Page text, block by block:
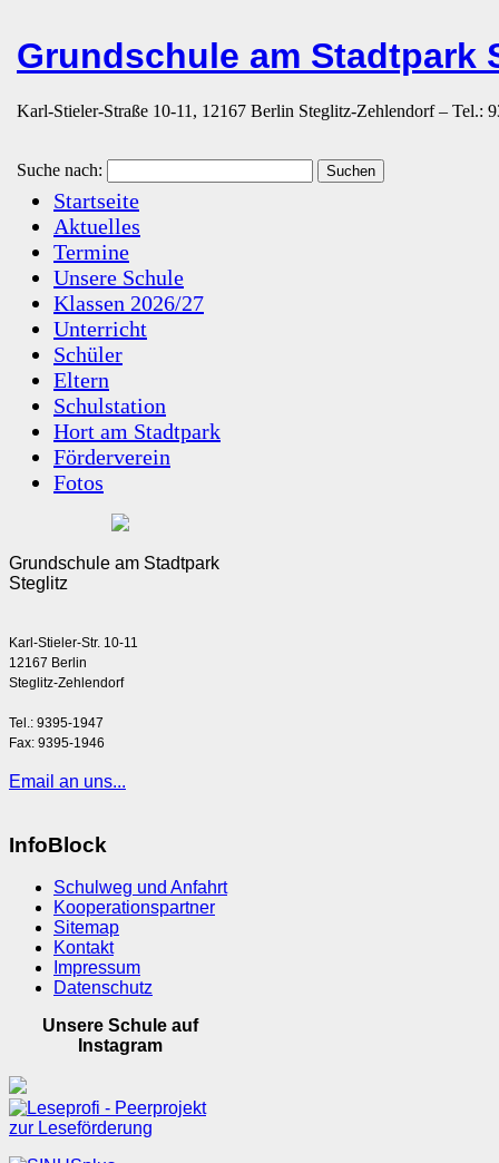
Grundschule am Stadtpark
Karl-Stieler-Straße 10-11, 12167 Berlin Steglitz-Zehlendorf – Tel.:
Suche nach:
Startseite
Aktuelles
Termine
Unsere Schule
Klassen 2026/27
Unterricht
Schüler
Eltern
Schulstation
Hort am Stadtpark
Förderverein
Fotos
Grundschule am Stadtpark
Steglitz
Karl-Stieler-Str. 10-11
12167 Berlin
Steglitz-Zehlendorf
Tel.: 9395-1947
Fax: 9395-1946
Email an uns...
InfoBlock
Schulweg und Anfahrt
Kooperationspartner
Sitemap
Kontakt
Impressum
Datenschutz
Unsere Schule auf
Instagram